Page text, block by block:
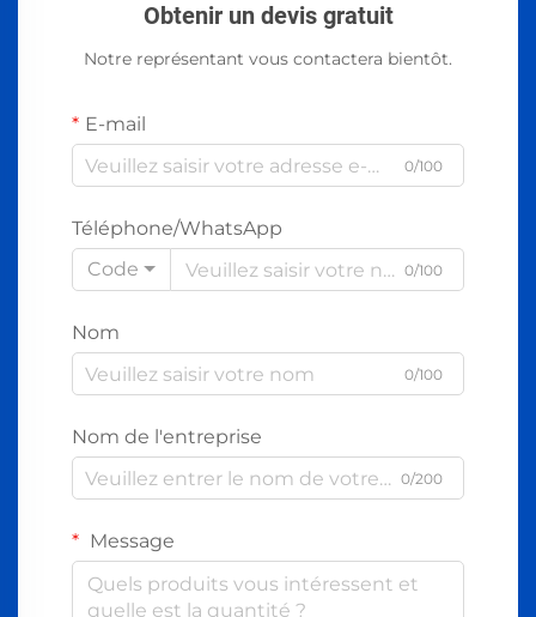
Obtenir un devis gratuit
Notre représentant vous contactera bientôt.
E-mail
0/100
Téléphone/WhatsApp
Code
0/100
Nom
0/100
Nom de l'entreprise
0/200
Message